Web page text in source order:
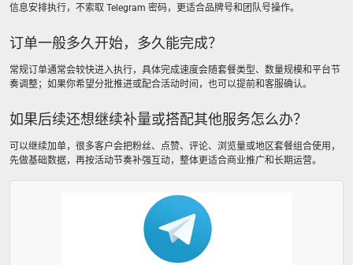
信息安排执行，不索取 Telegram 密码，更适合品牌号和团队号操作。
订单一般多久开始，多久能完成？
常规订单通常会较快进入执行，具体完成速度会随套餐类型、数量规模和平台节
奏调整；如果你希望分批推进或配合活动时间，也可以提前和客服确认。
如果后续还想继续补量或搭配其他服务怎么办？
可以继续加单，很多客户会把粉丝、点赞、评论、浏览量或地区套餐组合使用，
先做基础数据，再按活动节奏补强互动，整体更适合商业推广和长期运营。